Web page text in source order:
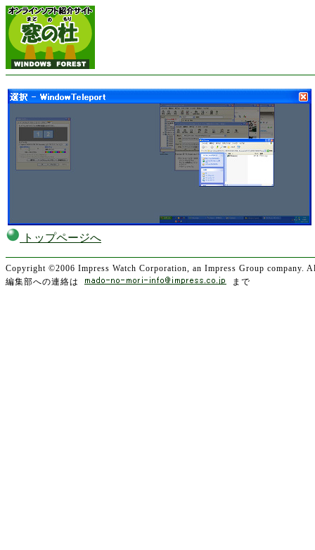
トップページへ
Copyright ©2006 Impress Watch Corporation, an Impress Group company.
編集部への連絡は
まで